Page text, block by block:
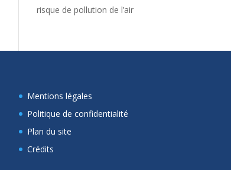
risque de pollution de l’air
Mentions légales
Politique de confidentialité
Plan du site
Crédits